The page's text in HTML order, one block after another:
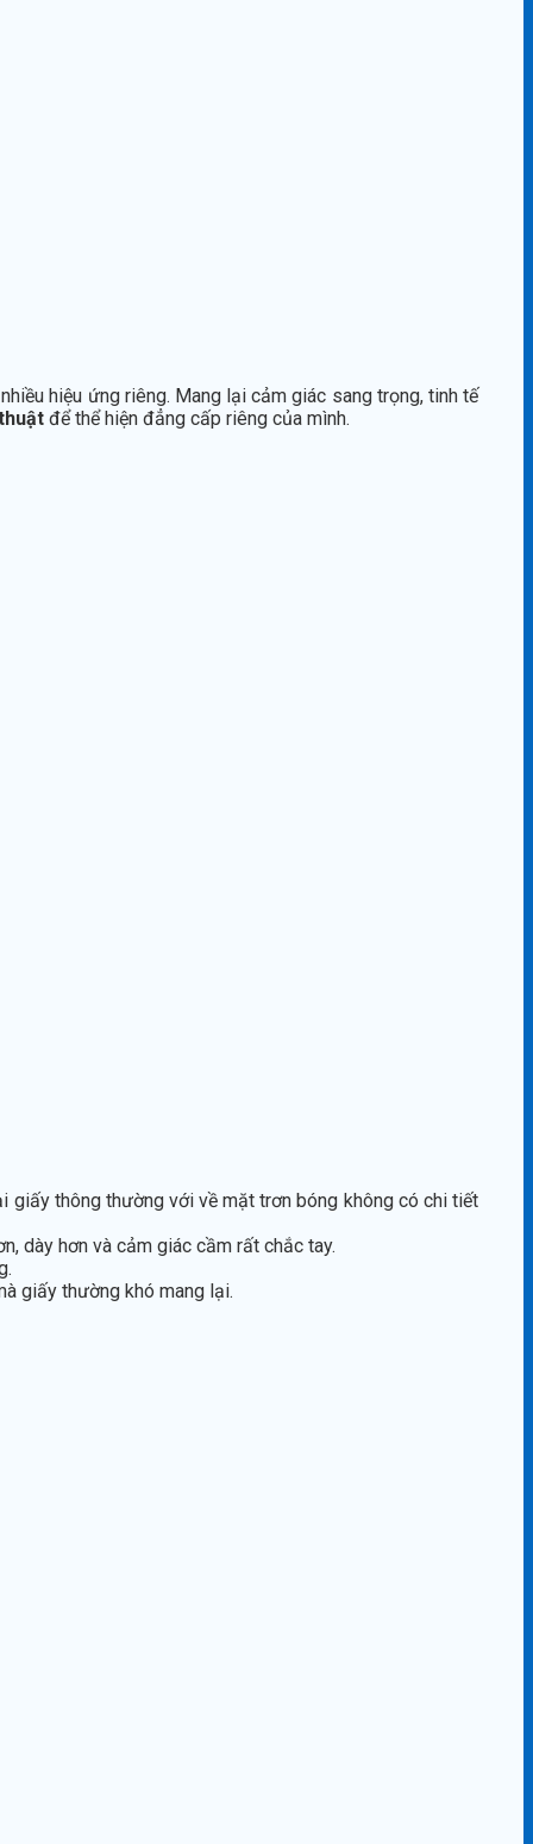
hiệu ứng riêng. Mang lại cảm giác sang trọng, tinh tế
để thể hiện đẳng cấp riêng của mình.
giấy thông thường với về mặt trơn bóng không có chi tiết
dày hơn và cảm giác cầm rất chắc tay.
giấy thường khó mang lại.